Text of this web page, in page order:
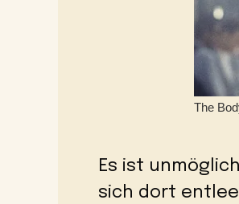
Es ist
sich dort